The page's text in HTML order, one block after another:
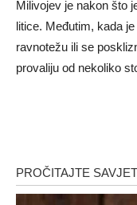
Milivojev je nakon što
litice. Međutim, kada
ravnotežu ili se
provaliju od nekoliko